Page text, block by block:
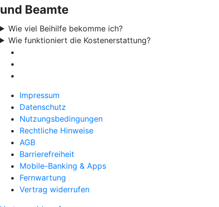
und Beamte
Wie viel Beihilfe bekomme ich?
Wie funktioniert die Kostenerstattung?
Impressum
Datenschutz
Nutzungsbedingungen
Rechtliche Hinweise
AGB
Barrierefreiheit
Mobile-Banking & Apps
Fernwartung
Vertrag widerrufen